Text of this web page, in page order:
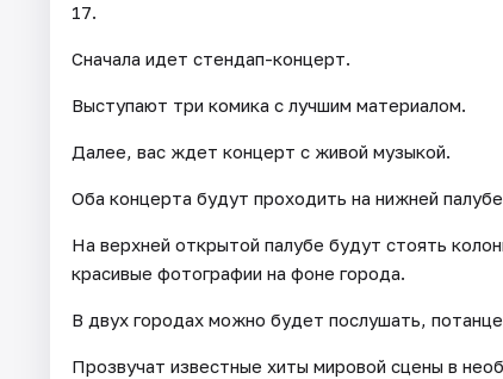
17.
Сначала идет стендап-концерт.
Выступают три комика с лучшим материалом.
Далее, вас ждет концерт с живой музыкой.
Оба концерта будут проходить на нижней
На верхней открытой палубе будут стоять
красивые фотографии на фоне города.
В двух городах можно будет послушать,
Прозвучат известные хиты мировой сцены в